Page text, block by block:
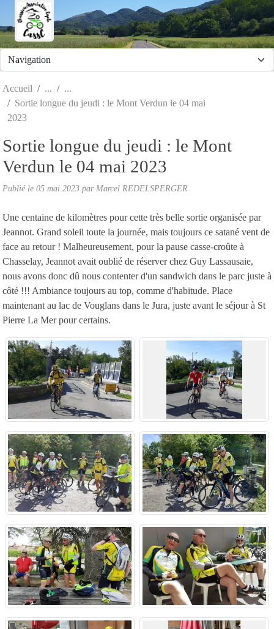
Accueil
Sortie longue du jeudi : le Mont Verdun le 04 mai
2023
Sortie longue du jeudi : le Mont
Verdun le 04 mai 2023
Publié le 05 mai 2023 par Marcel REDELSPERGER
Une centaine de kilomètres pour cette très belle sortie organisée par
Jeannot. Grand soleil toute la journée, mais toujours ce satané vent de
face au retour ! Malheureusement, pour la pause casse-croûte à
Chasselay, Jeannot avait oublié de réserver chez Guy Lassausaie,
nous avons donc dû nous contenter d'un sandwich dans le parc juste à
côté !!! Ambiance toujours au top, comme d'habitude. Place
maintenant au lac de Vouglans dans le Jura, juste avant le séjour à St
Pierre La Mer pour certains.
Panneau de gestion des cookies